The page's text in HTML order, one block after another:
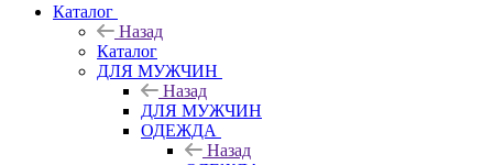
Каталог
Назад
Каталог
ДЛЯ МУЖЧИН
Назад
ДЛЯ МУЖЧИН
ОДЕЖДА
Назад